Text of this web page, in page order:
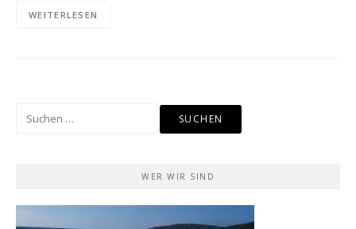
WEITERLESEN
Suchen
WER WIR SIND